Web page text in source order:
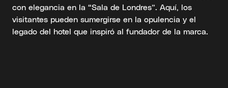
con elegancia en la “Sala de Londres”. Aquí, los
visitantes pueden sumergirse en la opulencia y el
legado del hotel que inspiró al fundador de la marca.